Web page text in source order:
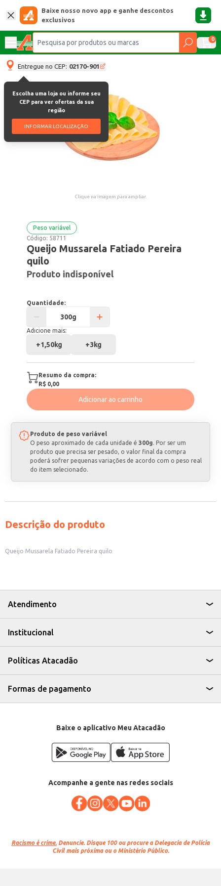
Baixe nosso novo app e ganhe descontos
exclusivos
0
Entregue no CEP: 02170-901
Escolha uma loja ou informe seu
CEP para ver ofertas da sua
região
INFORMAR LOCALIZAÇÃO
Clique na imagem para ampliar.
Peso variável
Código: 58711
Queijo Mussarela Fatiado Pereira
quilo
Produto indisponível
Quantidade:
Adicione mais:
+1,50kg +3kg
Resumo da compra:
R$ 0,00
Adicionar ao carrinho
Produto de peso variável
O peso aproximado de cada unidade é 300g. Por ser um
produto que precisa ser pesado, o valor final da compra
poderá sofrer pequenas variações de acordo com o peso real
do item selecionado.
Descrição do produto
Queijo Mussarela Fatiado Pereira quilo
Atendimento
Institucional
Políticas Atacadão
Formas de pagamento
Baixe o aplicativo Meu Atacadão
Acompanhe a gente nas redes sociais
Racismo é crime. Denuncie. Disque 100 ou procure a Delegacia de Polícia
Civil mais próxima ou o Ministério Público.